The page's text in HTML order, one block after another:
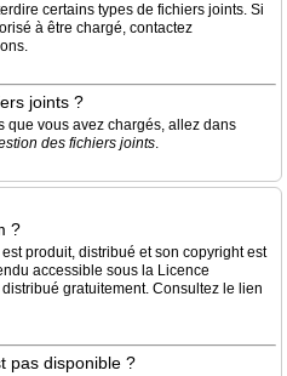
certains types de fichiers joints. Si
à être chargé, contactez
joints ?
que vous avez chargés, allez dans
des fichiers joints.
?
produit, distribué et son copyright est
accessible sous la Licence
gratuitement. Consultez le lien
pas disponible ?